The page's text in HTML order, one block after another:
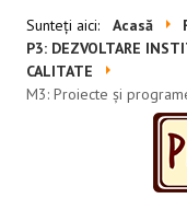
Promovare
RESURSE
Pentru educaţie
Pentru
Sunteți aici: Acasă
P3: DEZVOLTARE
CALITATE
M3: Proiecte și